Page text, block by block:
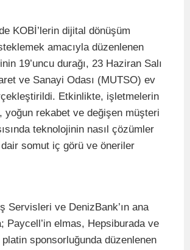
KOBİ’lerin dijital dönüşüm
amacıyla düzenlenen
19’uncu durağı, 23 Haziran Salı
ve Sanayi Odası (MUTSO) ev
Etkinlikte, işletmelerin
yoğun rekabet ve değişen müşteri
teknolojinin nasıl çözümler
somut iç görü ve öneriler
Servisleri ve DenizBank’ın ana
Paycell’in elmas, Hepsiburada ve
platin sponsorluğunda düzenlenen